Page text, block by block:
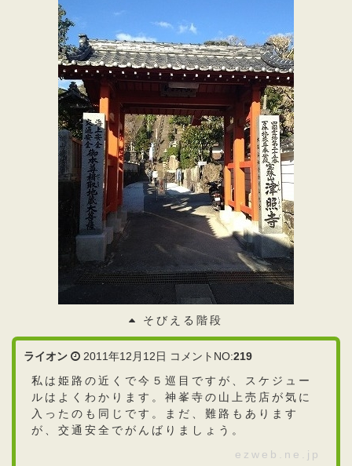
そびえる階段
ライオン 2011年12月12日 コメントNO:219
私は姫路の近くで今５巡目ですが、スケジュー
ルはよくわかります。神峯寺の山上売店が気に
入ったのも同じです。まだ、難路もあります
が、交通安全でがんばりましょう。
ezweb.ne.jp